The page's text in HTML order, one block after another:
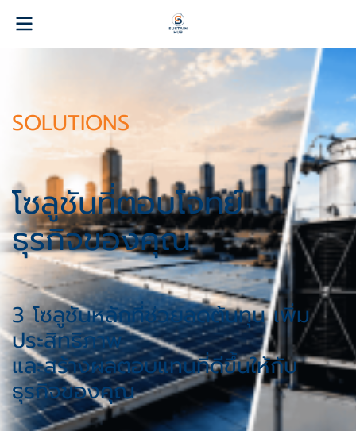
SOLUTIONS
โซลูชันที่ตอบโจทย์
ธุรกิจของคุณ
3 โซลูชันหลักที่ช่วยลดต้นทุน เพิ่ม
ประสิทธิภาพ
และสร้างผลตอบแทนที่ดีขึ้นให้กับ
ธุรกิจของคุณ